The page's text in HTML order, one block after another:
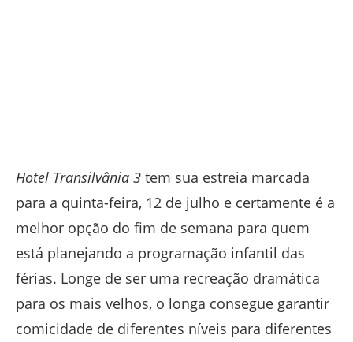
Hotel Transilvânia 3 tem sua estreia marcada
para a quinta-feira, 12 de julho e certamente é a
melhor opção do fim de semana para quem
está planejando a programação infantil das
férias. Longe de ser uma recreação dramática
para os mais velhos, o longa consegue garantir
comicidade de diferentes níveis para diferentes